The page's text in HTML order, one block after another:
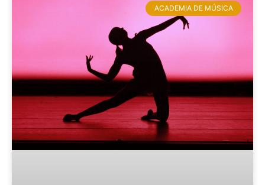
ACADEMIA DE MÚSICA